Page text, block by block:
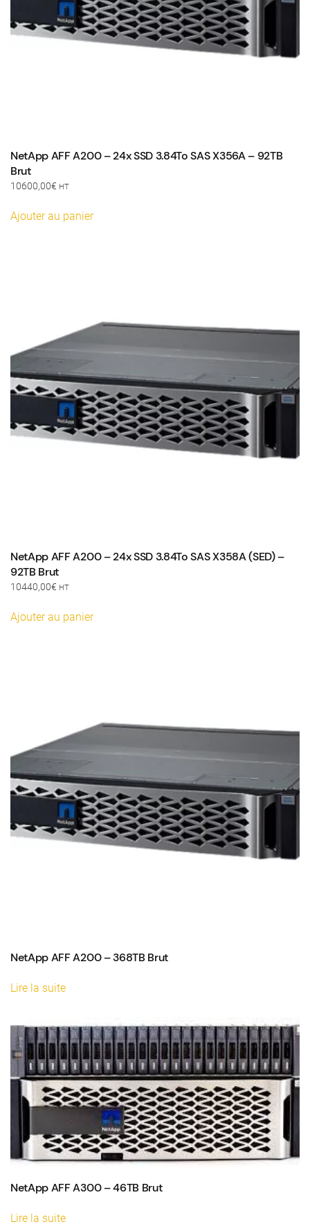
NetApp AFF A200 – 24x SSD 3.84To SAS X356A – 92TB
Brut
10600,00€ HT
Ajouter au panier
NetApp AFF A200 – 24x SSD 3.84To SAS X358A (SED) –
92TB Brut
10440,00€ HT
Ajouter au panier
NetApp AFF A200 – 368TB Brut
Lire la suite
NetApp AFF A300 – 46TB Brut
Lire la suite